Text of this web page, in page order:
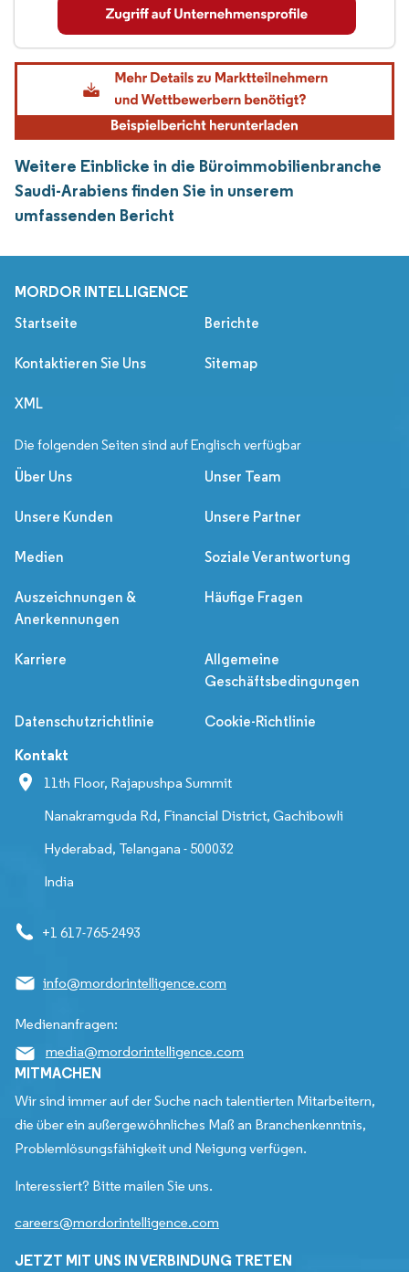
Weitere Einblicke in die Büroimmobilienbranche
Saudi-Arabiens finden Sie in unserem
umfassenden Bericht
MORDOR INTELLIGENCE
Startseite Berichte
Kontaktieren Sie Uns Sitemap
XML
Die folgenden Seiten sind auf Englisch verfügbar
Über Uns Unser Team
Unsere Kunden Unsere Partner
Medien Soziale Verantwortung
Auszeichnungen &
Anerkennungen
Häufige Fragen
Karriere
Allgemeine
Geschäftsbedingungen
Datenschutzrichtlinie Cookie-Richtlinie
Kontakt
11th Floor, Rajapushpa Summit
Nanakramguda Rd, Financial District, Gachibowli
Hyderabad, Telangana - 500032
India
+1 617-765-2493
info@mordorintelligence.com
Medienanfragen:
media@mordorintelligence.com
MITMACHEN
Wir sind immer auf der Suche nach talentierten Mitarbeitern,
die über ein außergewöhnliches Maß an Branchenkenntnis,
Problemlösungsfähigkeit und Neigung verfügen.
Interessiert? Bitte mailen Sie uns.
careers@mordorintelligence.com
JETZT MIT UNS IN VERBINDUNG TRETEN